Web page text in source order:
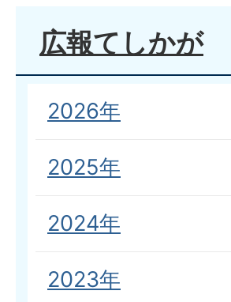
広報てしかが
2026年
2025年
2024年
2023年